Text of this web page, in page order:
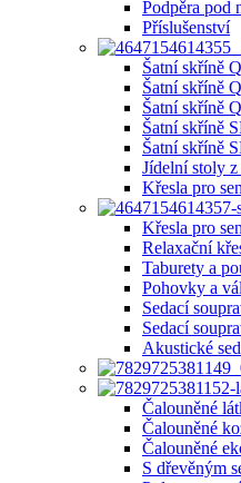
Podpěra pod
Příslušenství
Šatní skříně Q
Šatní skříně
Šatní skříně
Šatní skříně
Šatní skříně
Jídelní stoly
Křesla pro
Křesla pro
Relaxační
Taburety a
Pohovky a
Sedací
Sedací
Akustické
Čalouněné
Čalouněné
Čalouněné
S dřevěným